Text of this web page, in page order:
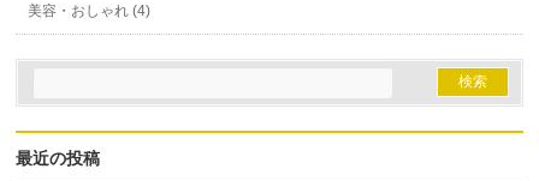
美容・おしゃれ (4)
最近の投稿